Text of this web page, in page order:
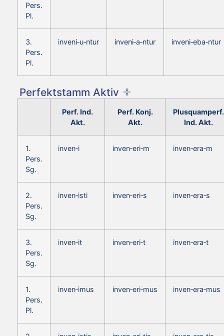
Pers.
Pl.
3.
Pers.
Pl.
inveni‑u‑ntur inveni‑a‑ntur inveni‑eba‑ntur
Perfektstamm Aktiv
Perf. Ind.
Akt.
Perf. Konj.
Akt.
Plusquamperf.
Ind. Akt.
1.
Pers.
Sg.
inven‑i inven‑eri‑m inven‑era‑m
2.
Pers.
Sg.
inven‑isti inven‑eri‑s inven‑era‑s
3.
Pers.
Sg.
inven‑it inven‑eri‑t inven‑era‑t
1.
Pers.
Pl.
inven‑imus inven‑eri‑mus inven‑era‑mus